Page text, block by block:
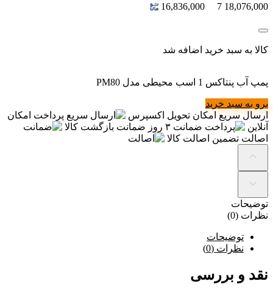
18,076,000
7
16,836,000
کالا به سبد خرید اضافه شد
پمپ آب پنتاکس 1 اسب محیطی مدل PM80
برو به سبد خرید
ارسال سریع امکان تحویل اکسپرس پرداخت امکان
آنلاین
ضمانت ۳ روز ضمانت بازگشت کالا
اصالت تضمین اصالت کالا
توضیحات
نظرات (0)
توضیحات
نظرات (0)
نقد و بررسی